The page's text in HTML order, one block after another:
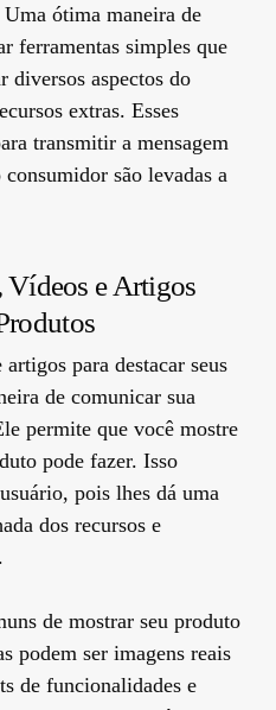
ótima maneira de
ferramentas simples que
diversos aspectos do
extras. Esses
transmitir a mensagem
consumidor são levadas a
e Artigos
para destacar seus
de comunicar sua
permite que você mostre
pode fazer. Isso
pois lhes dá uma
dos recursos e
de mostrar seu produto
podem ser imagens reais
de funcionalidades e